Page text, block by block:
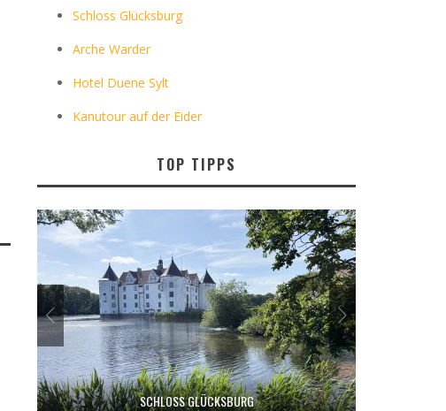
Schloss Glücksburg
Arche Warder
Hotel Duene Sylt
Kanutour auf der Eider
TOP TIPPS
SCHLOSS GLÜCKSBURG